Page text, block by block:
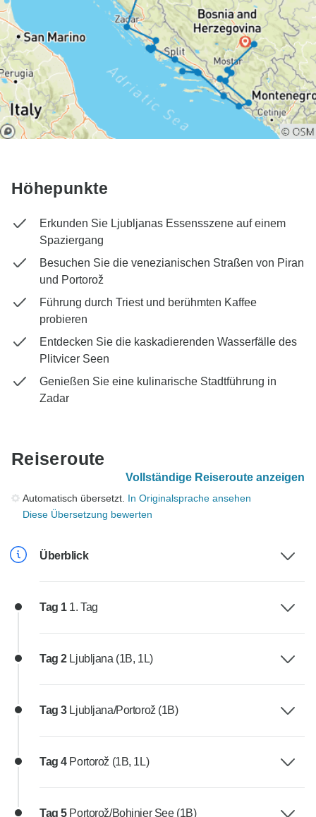
Höhepunkte
Erkunden Sie Ljubljanas Essensszene auf einem
Spaziergang
Besuchen Sie die venezianischen Straßen von Piran
und Portorož
Führung durch Triest und berühmten Kaffee
probieren
Entdecken Sie die kaskadierenden Wasserfälle des
Plitvicer Seen
Genießen Sie eine kulinarische Stadtführung in
Zadar
Reiseroute
Vollständige Reiseroute anzeigen
Automatisch übersetzt. In Originalsprache ansehen
Diese Übersetzung bewerten
Überblick
Tag 1 1. Tag
Tag 2 Ljubljana (1B, 1L)
Tag 3 Ljubljana/Portorož (1B)
Tag 4 Portorož (1B, 1L)
Tag 5 Portorož/Bohinjer See (1B)